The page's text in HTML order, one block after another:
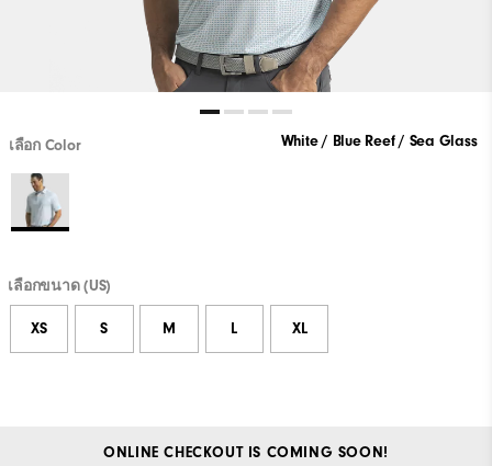
เลือก Color White / Blue Reef / Sea Glass
เลือกขนาด (US)
XS S M L XL
ONLINE CHECKOUT IS COMING SOON!